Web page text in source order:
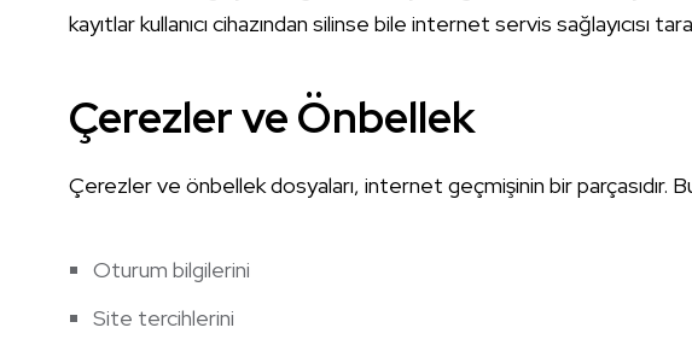
kayıtlar kullanıcı cihazından silinse bile internet servis sağlayıcısı
Çerezler ve Önbellek
Çerezler ve önbellek dosyaları, internet geçmişinin bir parçasıdır.
Oturum bilgilerini
Site tercihlerini